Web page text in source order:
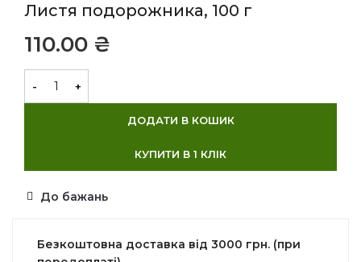
Листя подорожника, 100 г
₴
ДОДАТИ В КОШИК
КУПИТИ В 1 КЛІК
Безкоштовна доставка від 3000 грн. (при
До бажань